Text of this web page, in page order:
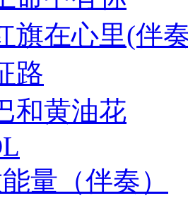
旗在心里(伴
路
和黄油花
量（伴奏）